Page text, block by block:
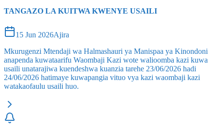
TANGAZO LA KUITWA KWENYE USAILI
15 Jun 2026Ajira
Mkurugenzi Mtendaji wa Halmashauri ya Manispaa ya Kinondoni
anapenda kuwataarifu Waombaji Kazi wote walioomba kazi kuwa
usaili unatarajiwa kuendeshwa kuanzia tarehe 23/06/2026 hadi
24/06/2026 hatimaye kuwapangia vituo vya kazi waombaji kazi
watakaofaulu usaili huo.